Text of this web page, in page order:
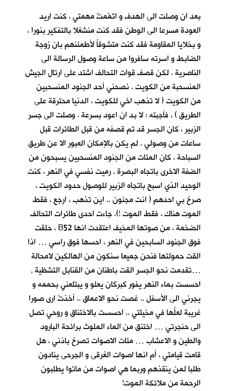
بعد ان وصلت الى الهدف و اتَمَّمتُ مهمتي ، كنت اريد
العودة مسرعا الى الوطن فقد كنت منشغلا بالتفكير بنورا ،
و بخلايا المقاومة فقد كنت متشوقاً لأطمئنهم بان زوجة
الضابط و اسرته سافروا من ساعة وصول الرسالة الى
الناصرية . لكن قصف قوات التحالف اشتد على ارتال الجيش
المنسحبة من الكويت . نصحني أحد الجنود المنسحبين
من الكويت ( لا تذهب اخي للكويت ، الدنيا محترقة على
الطريق ) ، فأجبته : لا بد ان اعود بسرعة . وصلت الى جسر
الزبير ، كان الجسر قد تم قصفه من قبل الطائرات قبل
ساعات من وصولي . لم يكن بالإمكان العبور الا عن طريق
السباحة . كان المئات من الجنود المنسحبين يسبحون من
الضفة الاخرى باتجاه البصرة . رميت نفسي في النهر ، كنت
الوحيد الذي اسبح باتجاه الزبير للوصول حدود الكويت ،
صرخ بي احدهم ( انت مجنون .. اين تذهب ، ارجع ، فقط
الموت هناك ، فقط الموت !). جاءت احدى طائرات التحالف
الضخمة ، من صوتها المخيف اعتقدت انها B52 ، حلقت
فوق الجنود السابحين في النهر ، احسها فوق راسي … اذا
القت حمولتها فنحن جميعا سنكون من الهالكين لامحالة
…تقدمت نحو الجسر القت باطنان من القنابل التشظية ,
احسست بماء النهر يفور كبركان يعلو و يبتلعني بحممه و
يجرني الى الأسفل .. غصت نحو الاعماق .. أخذتُ ارى صورا
غريبة لعلَّها في مخيلتي .. احسست بالاختناق و روحي تصل
الى حنجرتي … اختنق من الماء الملوث برائحة البارود
والطين و الاعشاب … مئات الاصوات تصرخ باذني ، هل
قامت قيامتي ، أم انها اصوات الغرقى و الجرحى ينادون
طلبا لمن ينقذهم وربما هي اصوات من ماتوا يطلبون
الرحمة من ملائكة الموت!